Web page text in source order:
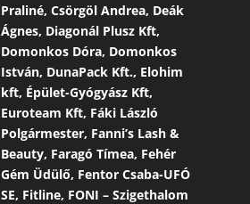
Praliné, Csörgöl Andrea, Deák
Ágnes, Diagonál Plusz Kft,
Domonkos Dóra, Domonkos
István, DunaPack Kft., Elohim
kft, Épület-Gyógyász Kft,
Euroteam Kft, Fáki László
Polgármester, Fanni’s Lash &
Beauty, Faragó Tímea, Fehér
Gém Üdülő, Fentor Csaba-UFÓ
SE, Fitline, FONI – Szigethalom